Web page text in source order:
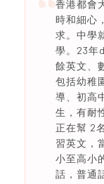
香港都會
時和細心
求。中學
學。23年
餘英文、
包括幼稚
導、初高
生，有耐
正在幫 2
習英文，
小至高小
話，普通